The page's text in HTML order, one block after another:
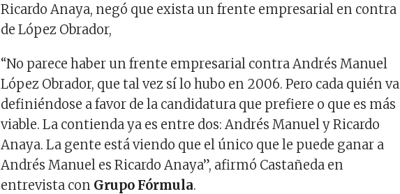
Ricardo Anaya, negó que exista un frente empresarial en contra
de López Obrador,
“No parece haber un frente empresarial contra Andrés Manuel
López Obrador, que tal vez sí lo hubo en 2006. Pero cada quién va
definiéndose a favor de la candidatura que prefiere o que es más
viable. La contienda ya es entre dos: Andrés Manuel y Ricardo
Anaya. La gente está viendo que el único que le puede ganar a
Andrés Manuel es Ricardo Anaya”, afirmó Castañeda en
entrevista con Grupo Fórmula.